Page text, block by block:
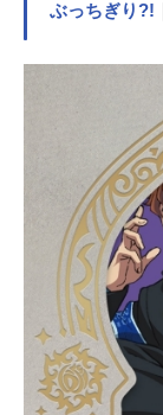
ぶっちぎり?!